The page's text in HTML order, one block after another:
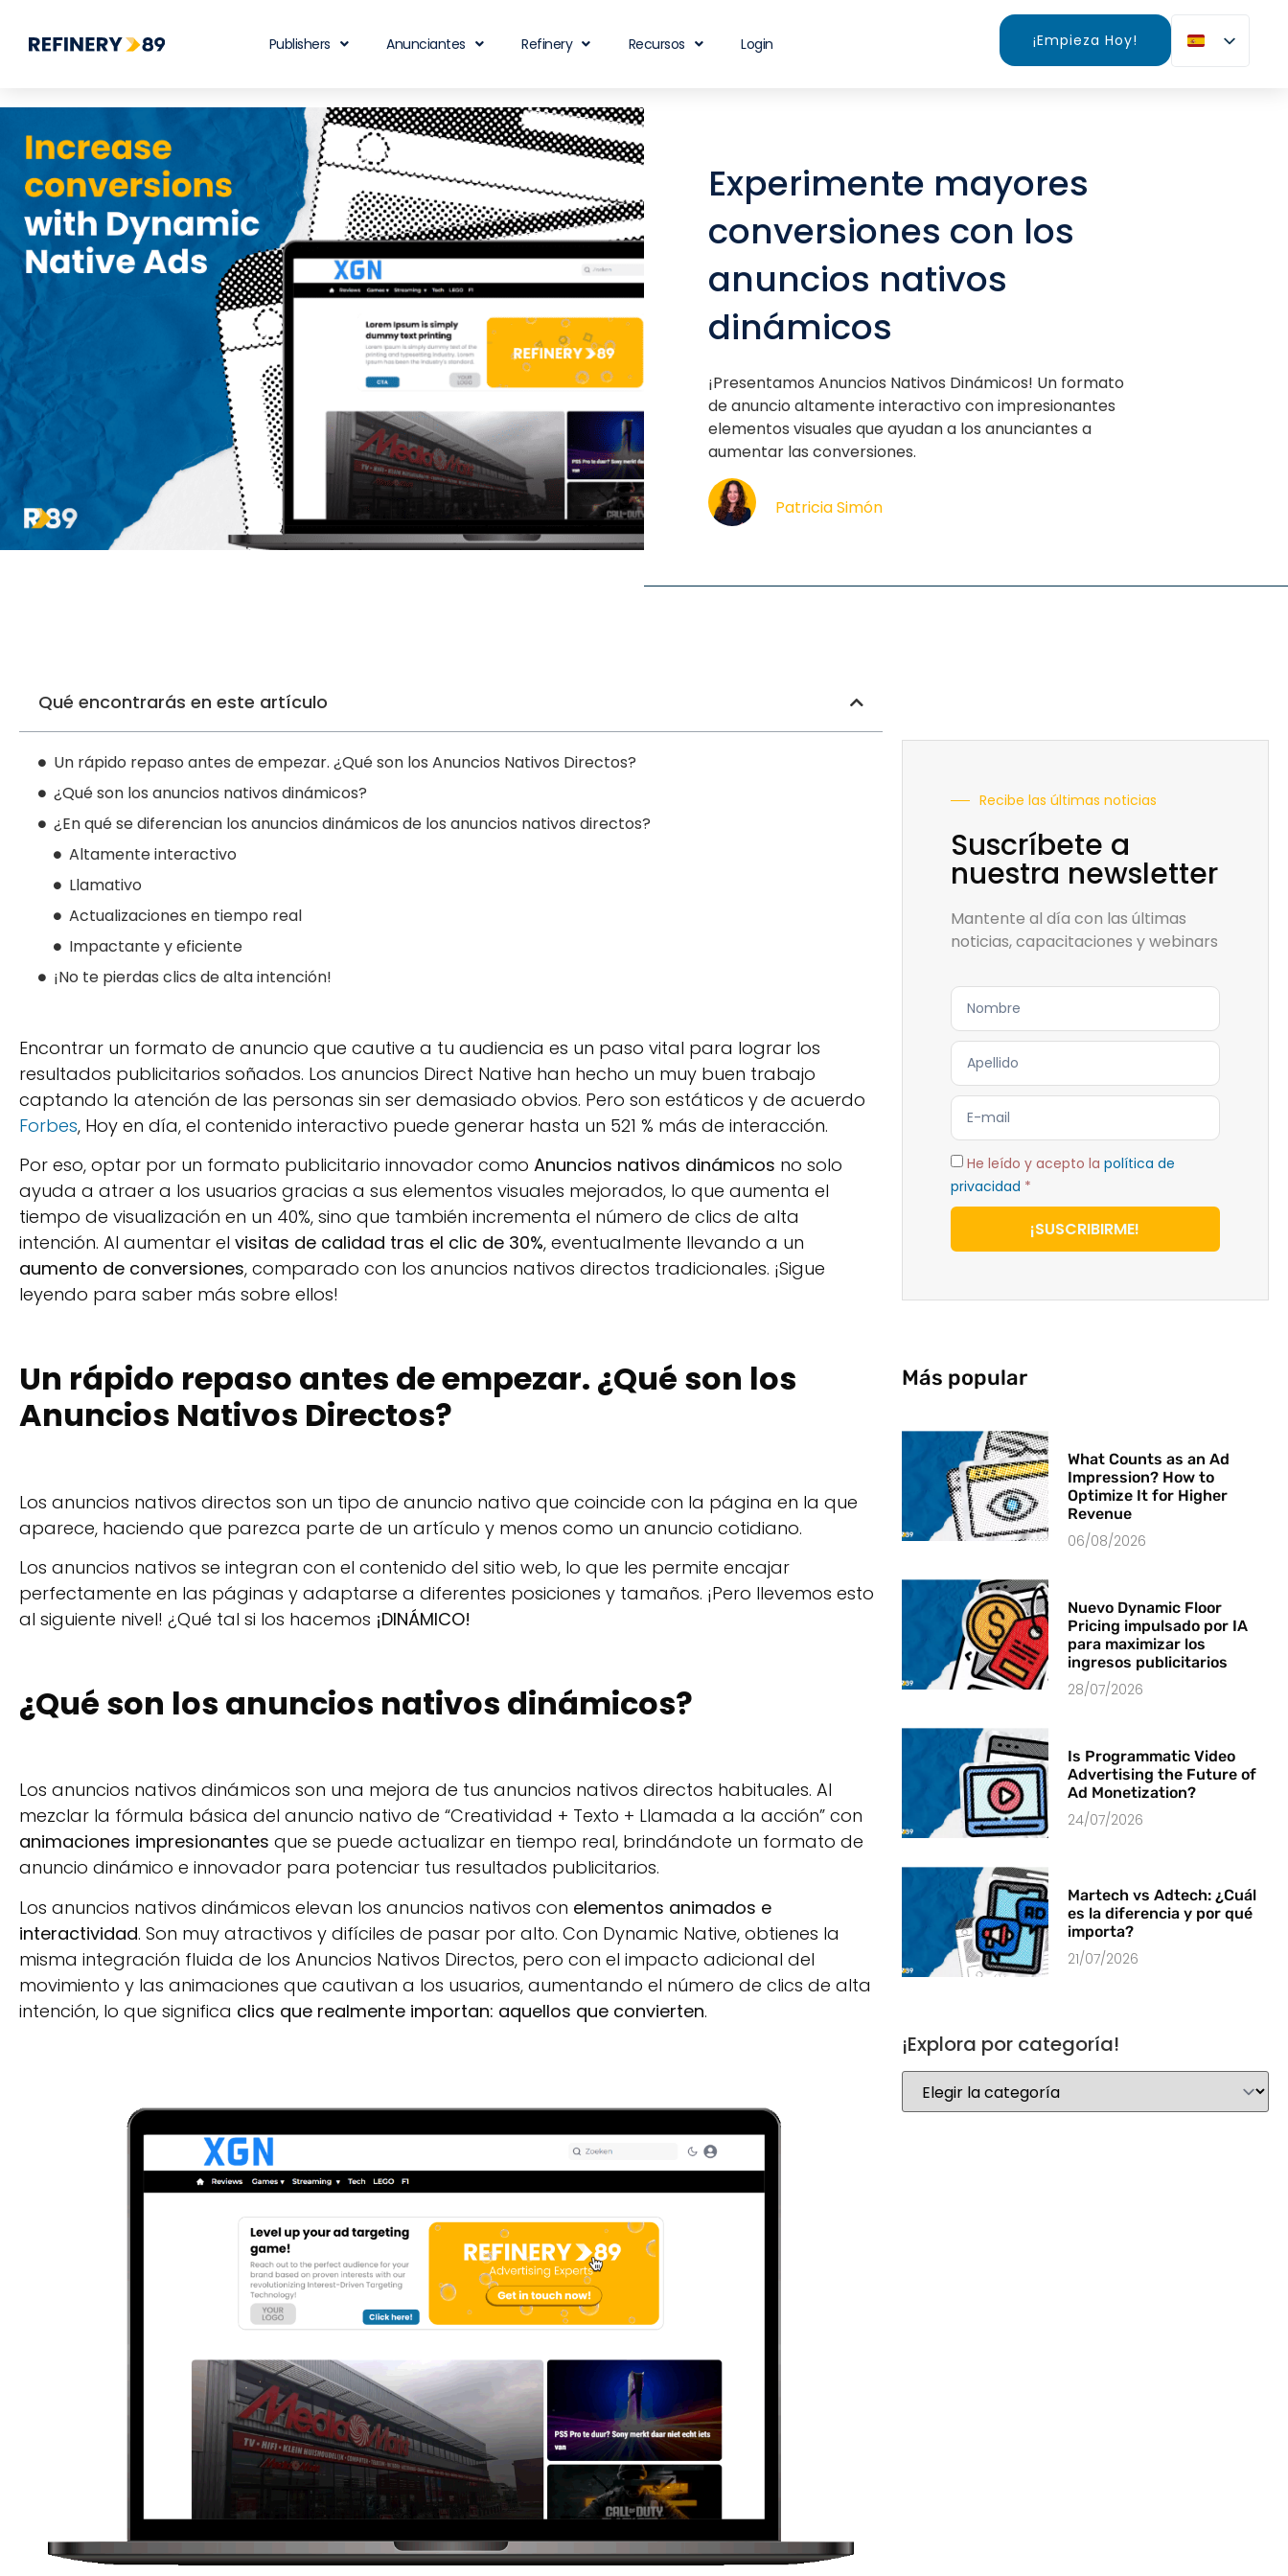
Publishers Anunciantes Refinery Recursos Login ¡Empieza Hoy!
Experimente mayores
conversiones con los
anuncios nativos
dinámicos
¡Presentamos Anuncios Nativos Dinámicos! Un formato
de anuncio altamente interactivo con impresionantes
elementos visuales que ayudan a los anunciantes a
aumentar las conversiones.
Patricia Simón
Qué encontrarás en este artículo
Un rápido repaso antes de empezar. ¿Qué son los Anuncios Nativos Directos?
¿Qué son los anuncios nativos dinámicos?
¿En qué se diferencian los anuncios dinámicos de los anuncios nativos directos?
Altamente interactivo
Llamativo
Actualizaciones en tiempo real
Impactante y eficiente
¡No te pierdas clics de alta intención!
Encontrar un formato de anuncio que cautive a tu audiencia es un paso vital para lograr los
resultados publicitarios soñados. Los anuncios Direct Native han hecho un muy buen trabajo
captando la atención de las personas sin ser demasiado obvios. Pero son estáticos y de acuerdo
Forbes, Hoy en día, el contenido interactivo puede generar hasta un 521 % más de interacción.
Por eso, optar por un formato publicitario innovador como Anuncios nativos dinámicos no solo
ayuda a atraer a los usuarios gracias a sus elementos visuales mejorados, lo que aumenta el
tiempo de visualización en un 40%, sino que también incrementa el número de clics de alta
intención. Al aumentar el visitas de calidad tras el clic de 30%, eventualmente llevando a un
aumento de conversiones, comparado con los anuncios nativos directos tradicionales. ¡Sigue
leyendo para saber más sobre ellos!
Un rápido repaso antes de empezar. ¿Qué son los
Anuncios Nativos Directos?
Los anuncios nativos directos son un tipo de anuncio nativo que coincide con la página en la que
aparece, haciendo que parezca parte de un artículo y menos como un anuncio cotidiano.
Los anuncios nativos se integran con el contenido del sitio web, lo que les permite encajar
perfectamente en las páginas y adaptarse a diferentes posiciones y tamaños. ¡Pero llevemos esto
al siguiente nivel! ¿Qué tal si los hacemos ¡DINÁMICO!
¿Qué son los anuncios nativos dinámicos?
Los anuncios nativos dinámicos son una mejora de tus anuncios nativos directos habituales. Al
mezclar la fórmula básica del anuncio nativo de “Creatividad + Texto + Llamada a la acción” con
animaciones impresionantes que se puede actualizar en tiempo real, brindándote un formato de
anuncio dinámico e innovador para potenciar tus resultados publicitarios.
Los anuncios nativos dinámicos elevan los anuncios nativos con elementos animados e
interactividad. Son muy atractivos y difíciles de pasar por alto. Con Dynamic Native, obtienes la
misma integración fluida de los Anuncios Nativos Directos, pero con el impacto adicional del
movimiento y las animaciones que cautivan a los usuarios, aumentando el número de clics de alta
intención, lo que significa clics que realmente importan: aquellos que convierten.
Recibe las últimas noticias
Suscríbete a
nuestra newsletter
Mantente al día con las últimas
noticias, capacitaciones y webinars
He leído y acepto la política de
privacidad *
¡SUSCRIBIRME!
Más popular
What Counts as an Ad
Impression? How to
Optimize It for Higher
Revenue
06/08/2026
Nuevo Dynamic Floor
Pricing impulsado por IA
para maximizar los
ingresos publicitarios
28/07/2026
Is Programmatic Video
Advertising the Future of
Ad Monetization?
24/07/2026
Martech vs Adtech: ¿Cuál
es la diferencia y por qué
importa?
21/07/2026
¡Explora por categoría!